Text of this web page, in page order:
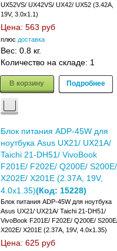
UX52VS/ UX42VS/ UX42/ UX52 (3.42A,
19V, 3.0х1.1)
Цена: 563 руб
плюс доставка
Вес: 0.8 кг.
Количество на складе: 1
В корзину Подробнее
Блок питания ADP-45W для
ноутбука Asus UX21/ UX21A/
Taichi 21-DH51/ VivoBook
F201E/ F202E/ Q200E/ S200E/
X202E/ X201E (2.37A, 19V,
4.0х1.35)(Код: 15228)
Блок питания ADP-45W для ноутбука
Asus UX21/ UX21A/ Taichi 21-DH51/
VivoBook F201E/ F202E/ Q200E/
X202E/ X201E (2.37A, 19V, 4.0х1.35)
Цена: 625 руб